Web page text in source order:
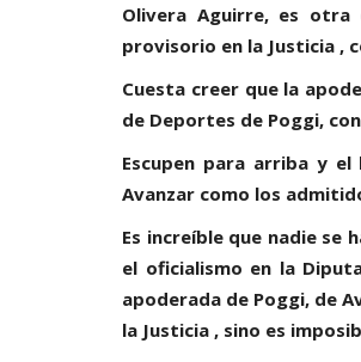
Olivera Aguirre, es
provisorio en la Justicia ,
Cuesta creer que la
de Deportes de Poggi,
Escupen para arriba y
Avanzar como los
Es increíble que nadie se
el oficialismo en la
apoderada de Poggi, de
la Justicia , sino es